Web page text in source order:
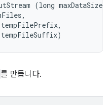
(long maxDataSize,
를 만듭니다.